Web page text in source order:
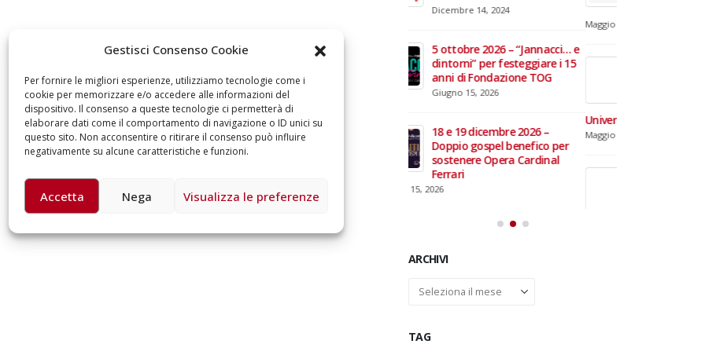
Gestisci Consenso Cookie
Per fornire le migliori esperienze, utilizziamo tecnologie come i
cookie per memorizzare e/o accedere alle informazioni del
dispositivo. Il consenso a queste tecnologie ci permetterà di
elaborare dati come il comportamento di navigazione o ID unici su
questo sito. Non acconsentire o ritirare il consenso può influire
negativamente su alcune caratteristiche e funzioni.
Accetta Nega Visualizza le preferenze
17, 2026
5 ottobre 2026 – “Jannacci… e
anni di Fondazione TOG
Giugno 15, 2026
18 e 19 dicembre 2026 –
Doppio gospel benefico per
Cieli Azzurri
3 giugno 2026 – Al Teatro
Fraschini di Pavia il concerto
inaugurale di UniON –
Maggio 13, 2026
Un evento di Natale per